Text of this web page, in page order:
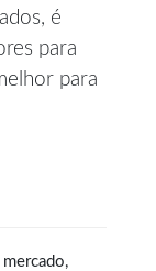
é
para
para